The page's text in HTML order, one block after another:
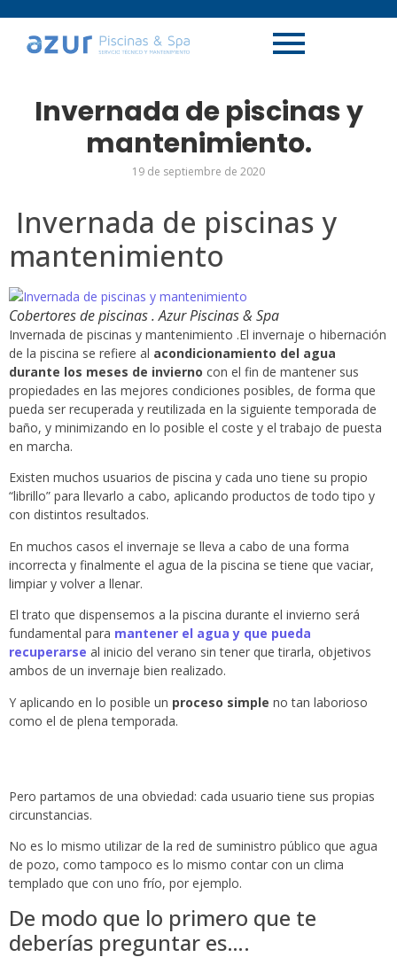
Invernada de piscinas y
mantenimiento.
19 de septiembre de 2020
Invernada de piscinas y
mantenimiento
Cobertores de piscinas . Azur Piscinas & Spa
Invernada de piscinas y mantenimiento .El invernaje o hibernación
de la piscina se refiere al acondicionamiento del agua
durante los meses de invierno con el fin de mantener sus
propiedades en las mejores condiciones posibles, de forma que
pueda ser recuperada y reutilizada en la siguiente temporada de
baño, y minimizando en lo posible el coste y el trabajo de puesta
en marcha.
Existen muchos usuarios de piscina y cada uno tiene su propio
“librillo” para llevarlo a cabo, aplicando productos de todo tipo y
con distintos resultados.
En muchos casos el invernaje se lleva a cabo de una forma
incorrecta y finalmente el agua de la piscina se tiene que vaciar,
limpiar y volver a llenar.
El trato que dispensemos a la piscina durante el invierno será
fundamental para mantener el agua y que pueda
recuperarse al inicio del verano sin tener que tirarla, objetivos
ambos de un invernaje bien realizado.
Y aplicando en lo posible un proceso simple no tan laborioso
como el de plena temporada.
Pero partamos de una obviedad: cada usuario tiene sus propias
circunstancias.
No es lo mismo utilizar de la red de suministro público que agua
de pozo, como tampoco es lo mismo contar con un clima
templado que con uno frío, por ejemplo.
De modo que lo primero que te
deberías preguntar es….